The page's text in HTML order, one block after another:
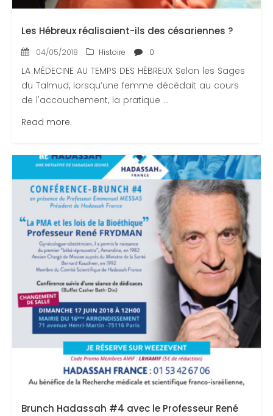
Les Hébreux réalisaient-ils des césariennes ?
04/05/2018 Histoire 0
LA MÉDECINE AU TEMPS DES HÉBREUX Selon les Sages
du Talmud, lorsqu’une femme décèdait au cours
de l'accouchement, la pratique ...
Read more.
Brunch Hadassah #4 avec le Professeur René